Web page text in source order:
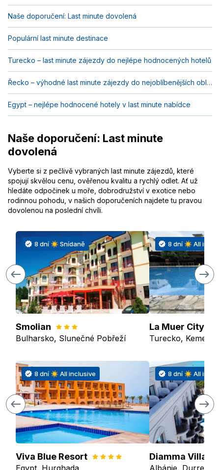
Naše doporučení: Last minute dovolená
Populární last minute destinace
Turecko – last minute zájezdy do nejlépe hodnocených hotelů
Řecko – výhodné last minute zájezdy do nejoblíbenějších oblastí
Egypt – nejlépe hodnocené hotely v last minute nabídce
Naše doporučení: Last minute
dovolená
Vyberte si z pečlivě vybraných last minute zájezdů, které
spojují skvělou cenu, ověřenou kvalitu a rychlý odlet. Ať už
hledáte odpočinek u moře, dobrodružství v exotice nebo
rodinnou pohodu, v našich doporučeních najdete tu pravou
dovolenou na poslední chvíli.
8 dní ☀ Snídaně
Smolian
Bulharsko, Slunečné Pobřeží
8 dní ☀ All
Turecko, Kemer
8 dní ☀ All inclusive
Viva Blue Resort
Egypt, Hurghada
8 dní ☀ All
Diamma Villas
Albánie, Durres